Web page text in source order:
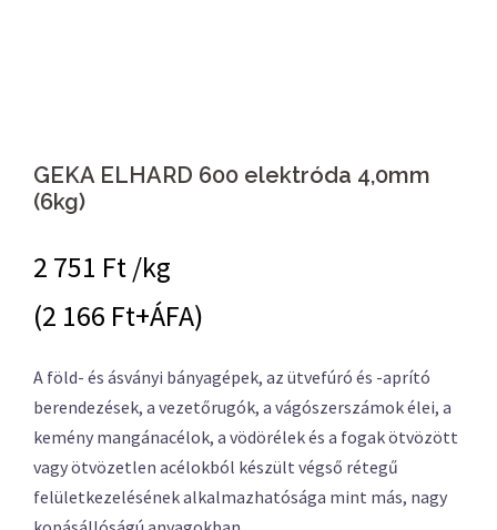
GEKA ELHARD 600 elektróda 4,0mm
(6kg)
2 751 Ft /kg
(2 166 Ft+ÁFA)
A föld- és ásványi bányagépek, az ütvefúró és -aprító
berendezések, a vezetőrugók, a vágószerszámok élei, a
kemény mangánacélok, a vödörélek és a fogak ötvözött
vagy ötvözetlen acélokból készült végső rétegű
felületkezelésének alkalmazhatósága mint más, nagy